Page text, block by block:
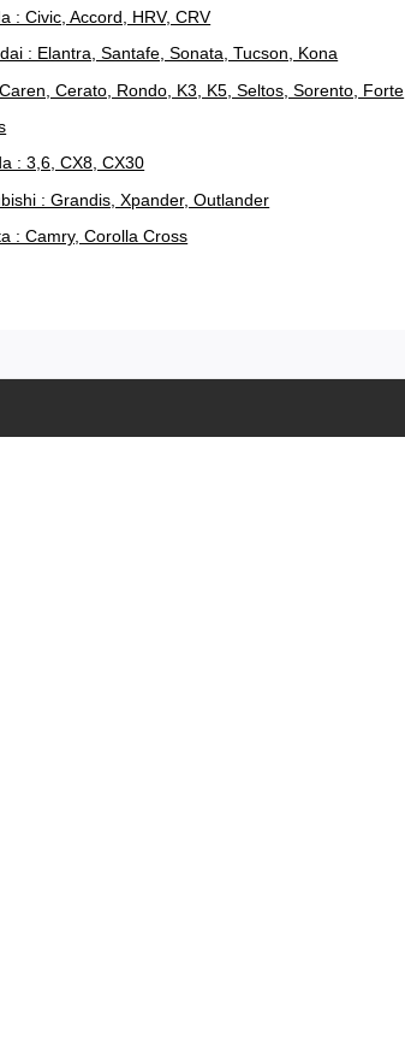
: Civic, Accord, HRV, CRV
: Elantra, Santafe, Sonata, Tucson, Kona
Cerato, Rondo, K3, K5, Seltos, Sorento, Forte
: 3,6, CX8, CX30
: Grandis, Xpander, Outlander
: Camry, Corolla Cross